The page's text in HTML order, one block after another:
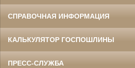
СПРАВОЧНАЯ ИНФОРМАЦИЯ
КАЛЬКУЛЯТОР ГОСПОШЛИНЫ
ПРЕСС-СЛУЖБА